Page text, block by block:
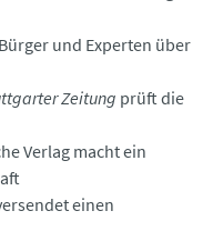
und Experten über
Zeitung prüft die
Verlag macht ein
einen